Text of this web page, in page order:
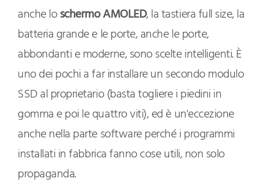
anche loschermo AMOLED, la tastiera full size, la
batteria grande e le porte, anche le porte,
abbondanti e moderne, sono scelte intelligenti. È
uno dei pochi a far installare un secondo modulo
SSD al proprietario (basta togliere i piedini in
gomma e poi le quattro viti), ed è un'eccezione
anche nella parte software perché i programmi
installati in fabbrica fanno cose utili, non solo
propaganda.